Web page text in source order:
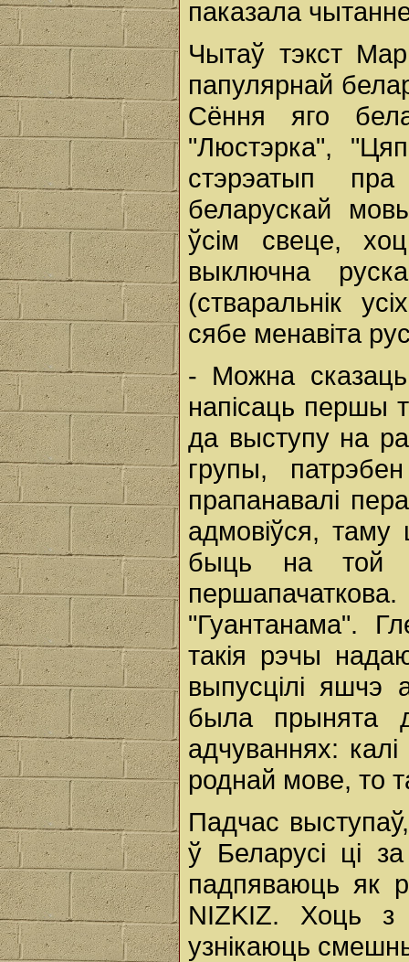
паказала
Чытаў тэкст
папулярнай
Сёння яго
"Люстэрка",
стэрэатып
беларускай
ўсім свеце,
выключна
(стваральнік
сябе менавіта
- Можна
напісаць першы
да выступу на
групы,
прапанавалі
адмовіўся,
быць на той
"Гуантанама".
такія рэчы
выпусцілі
была прынята
адчуваннях:
роднай мове, то
Падчас
ў Беларусі ці
падпяваюць як
NIZKIZ. Хоць з
узнікаюць